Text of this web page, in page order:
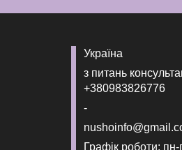
Україна
з питань
+380983826776
-
Графік роботи: